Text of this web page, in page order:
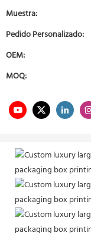
Muestra:
Pedido Personalizado:
OEM:
MOQ: